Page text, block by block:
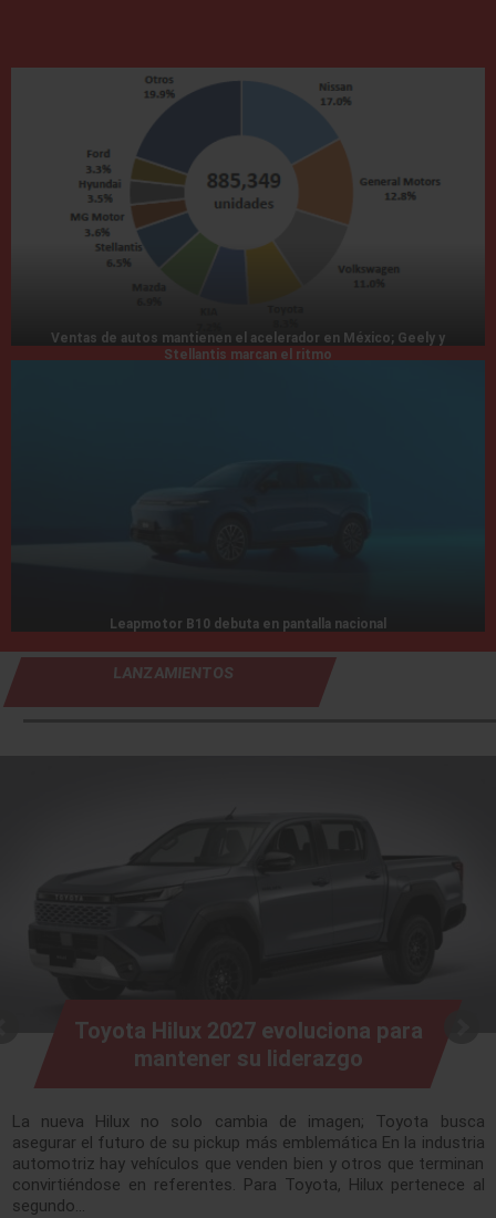
Ventas de autos mantienen el acelerador en México; Geely y
Stellantis marcan el ritmo
Leapmotor B10 debuta en pantalla nacional
LANZAMIENTOS
Toyota Hilux 2027 evoluciona para
mantener su liderazgo
La nueva Hilux no solo cambia de imagen; Toyota busca
asegurar el futuro de su pickup más emblemática En la industria
automotriz hay vehículos que venden bien y otros que terminan
convirtiéndose en referentes. Para Toyota, Hilux pertenece al
segundo…